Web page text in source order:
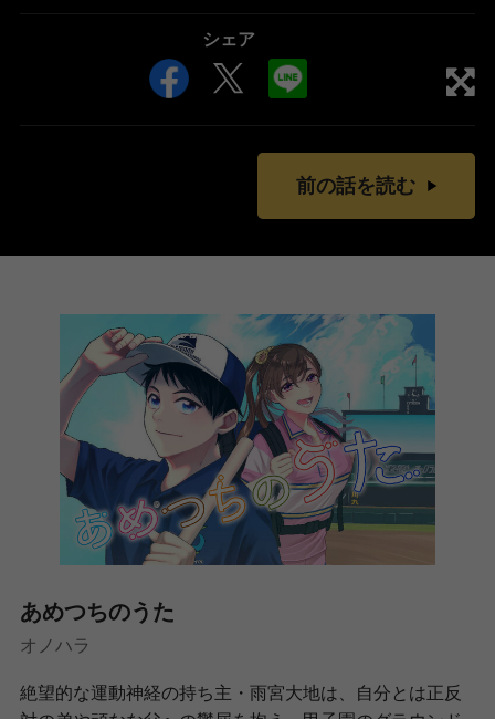
シェア
前の話を読む
あめつちのうた
オノハラ
絶望的な運動神経の持ち主・雨宮大地は、自分とは正反